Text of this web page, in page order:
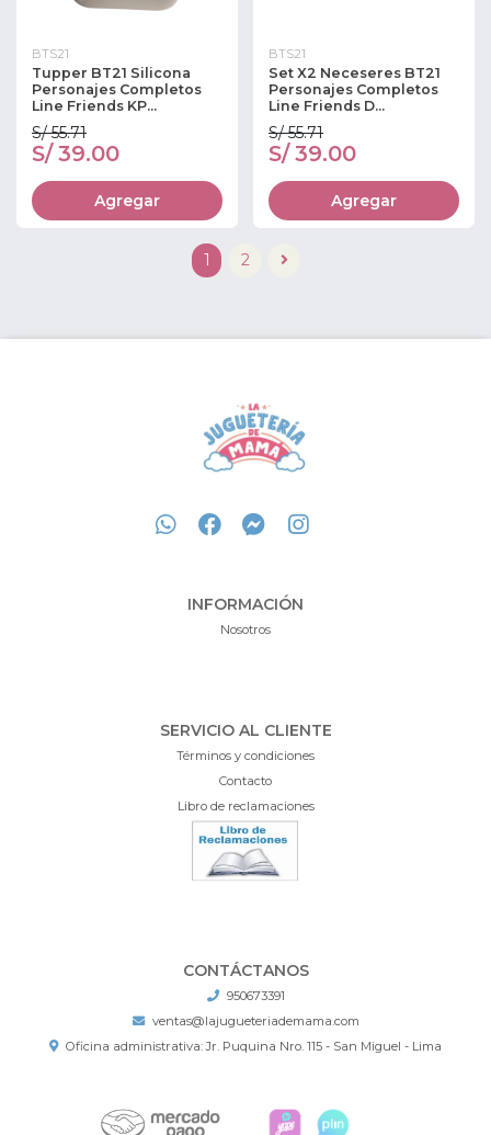
BTS21
Tupper BT21 Silicona
Personajes Completos
Line Friends KP...
S/ 55.71
S/ 39.00
Agregar
BTS21
Set X2 Neceseres BT21
Personajes Completos
Line Friends D...
S/ 55.71
S/ 39.00
Agregar
1 2
INFORMACIÓN
Nosotros
SERVICIO AL CLIENTE
Términos y condiciones
Contacto
Libro de reclamaciones
CONTÁCTANOS
950673391
ventas@lajugueteriademama.com
Oficina administrativa: Jr. Puquina Nro. 115 - San Miguel - Lima